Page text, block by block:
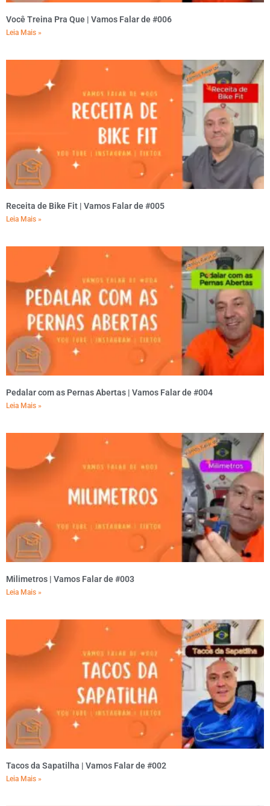
Você Treina Pra Que | Vamos Falar de #006
Leia Mais »
Receita de Bike Fit | Vamos Falar de #005
Leia Mais »
Pedalar com as Pernas Abertas | Vamos Falar de #004
Leia Mais »
Milimetros | Vamos Falar de #003
Leia Mais »
Tacos da Sapatilha | Vamos Falar de #002
Leia Mais »